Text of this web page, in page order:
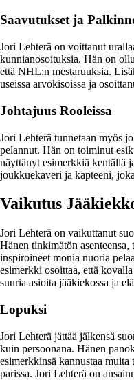
Saavutukset ja
Jori Lehterä on voittanut
kunnianosoituksia. Hän on
että NHL:n mestaruuksia.
useissa arvokisoissa ja
Johtajuus Rooleissa
Jori Lehterä tunnetaan myös
pelannut. Hän on toiminut
näyttänyt esimerkkiä kentällä
joukkuekaveri ja kapteeni,
Vaikutus
Jori Lehterä on vaikuttanut
Hänen tinkimätön
inspiroineet monia nuoria
esimerkki osoittaa, että
suuria asioita jääkiekossa ja
Lopuksi
Jori Lehterä jättää jälkensä
kuin persoonana. Hänen
esimerkkinsä kannustaa
parissa. Jori Lehterä on